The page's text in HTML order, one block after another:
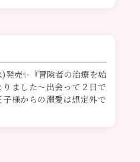
)発売✨『冒険者の治療を始
ました～出会って２日で
様からの溺愛は想定外で